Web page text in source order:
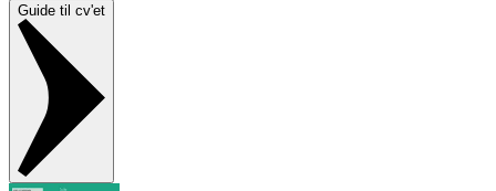
Guide til cv'et